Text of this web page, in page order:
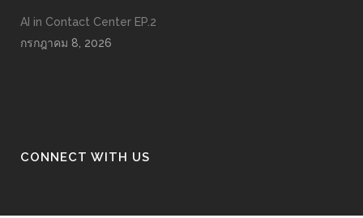
AI in Contact Center EP.2
กรกฎาคม 8, 2026
CONNECT WITH US